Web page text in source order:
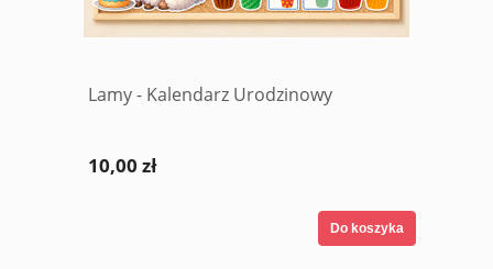
Lamy - Kalendarz Urodzinowy
10,00 zł
Do koszyka